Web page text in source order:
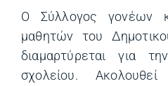
Ο Σύλλογος γονέων
μαθητών του
διαμαρτύρεται για
σχολείου.